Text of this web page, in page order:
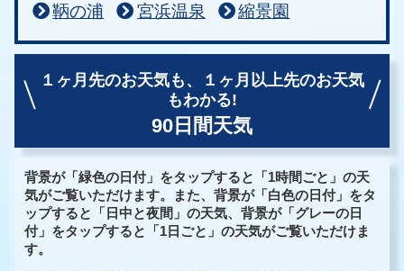
鞆の浦
宮浜温泉 縮景園
１ヶ月先のお天気も、
１ヶ月以上先のお天気
もわかる!
90日間天気
背景が「緑色の日付」をタップすると「1時間ごと」の天
気がご覧いただけます。また、背景が「白色の日付」をタ
ップすると「日中と夜間」の天気、背景が「グレーの日
付」をタップすると「1日ごと」の天気がご覧いただけま
す。